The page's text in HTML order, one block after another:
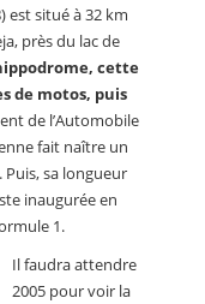
est situé à 32 km
près du lac de
cette
de motos, puis
de l’Automobile
fait naître un
sa longueur
inaugurée en
1.
Il faudra attendre
2005 pour voir la